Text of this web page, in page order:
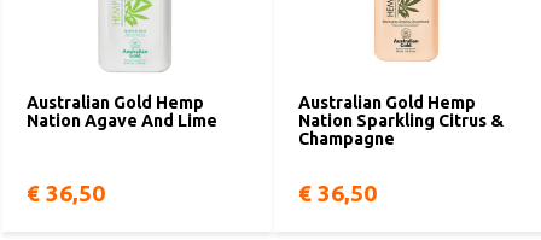
Australian Gold Hemp
Nation Agave And Lime
€ 36,50
Australian Gold Hemp
Nation Sparkling Citrus &
Champagne
€ 36,50